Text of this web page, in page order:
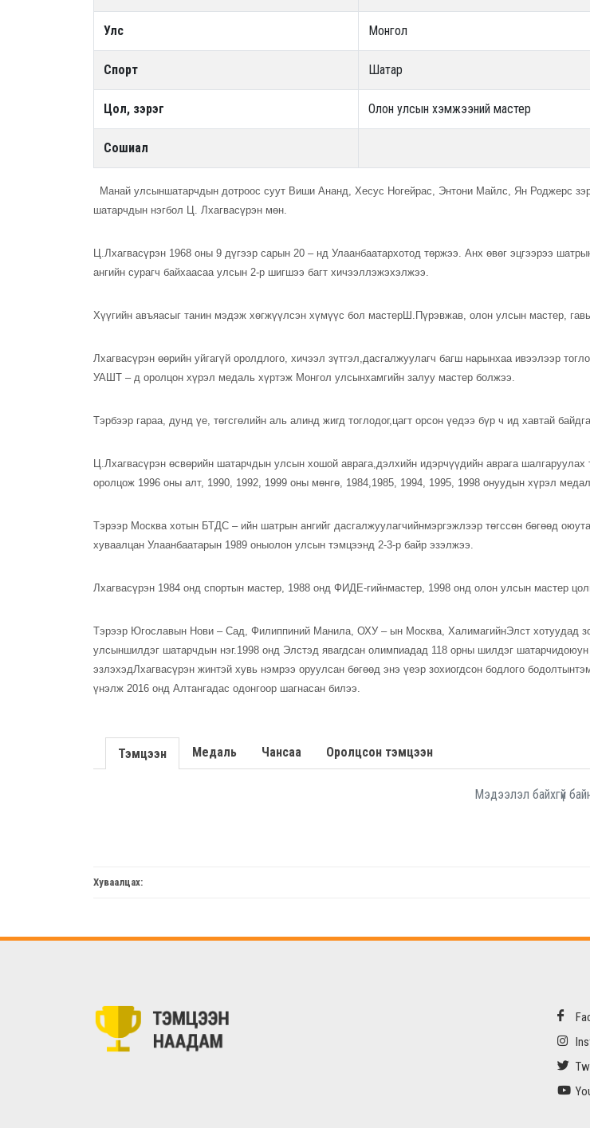
Улс Монгол
Спорт Шатар
Цол, зэрэг Олон улсын хэмжээний мастер
Сошиал
Манай улсыншатарчдын дотроос суут Виши Ананд, Хесус Ногейрас, Энтони Майлс, Ян Роджерс
шатарчдын нэгбол Ц. Лхагвасүрэн мөн.
Ц.Лхагвасүрэн 1968 оны 9 дүгээр сарын 20 – нд Улаанбаатархотод төржээ. Анх өвөг эцгээрээ
ангийн сурагч байхаасаа улсын 2-р шигшээ багт хичээллэжэхэлжээ.
Хүүгийн авъяасыг танин мэдэж хөгжүүлсэн хүмүүс бол мастерШ.Пүрэвжав, олон улсын мастер,
Лхагвасүрэн өөрийн уйгагүй оролдлого, хичээл зүтгэл,дасгалжуулагч багш нарынхаа ивээлээр
УАШТ – д оролцон хүрэл медаль хүртэж Монгол улсынхамгийн залуу мастер болжээ.
Тэрбээр гараа, дунд үе, төгсгөлийн аль алинд жигд тоглодог,цагт орсон үедээ бүр ч ид хавтай
Ц.Лхагвасүрэн өсвөрийн шатарчдын улсын хошой аврага,дэлхийн идэрчүүдийн аврага
оролцож 1996 оны алт, 1990, 1992, 1999 оны мөнгө, 1984,1985, 1994, 1995, 1998 онуудын хүрэл
Тэрээр Москва хотын БТДС – ийн шатрын ангийг дасгалжуулагчийнмэргэжлээр төгссөн бөгөөд
хуваалцан Улаанбаатарын 1989 оныолон улсын тэмцээнд 2-3-р байр эзэлжээ.
Лхагвасүрэн 1984 онд спортын мастер, 1988 онд ФИДЕ-гийнмастер, 1998 онд олон улсын мастер
Тэрээр Югославын Нови – Сад, Филиппиний Манила, ОХУ – ын Москва, ХалимагийнЭлст хотуудад
улсыншилдэг шатарчдын нэг.1998 онд Элстэд явагдсан олимпиадад 118 орны шилдэг
эзлэхэдЛхагвасүрэн жинтэй хувь нэмрээ оруулсан бөгөөд энэ үеэр зохиогдсон бодлого
үнэлж 2016 онд Алтангадас одонгоор шагнасан билээ.
Тэмцээн Медаль Чансаа Оролцсон тэмцээн
Мэдээлэл байхгүй
Хуваалцах: